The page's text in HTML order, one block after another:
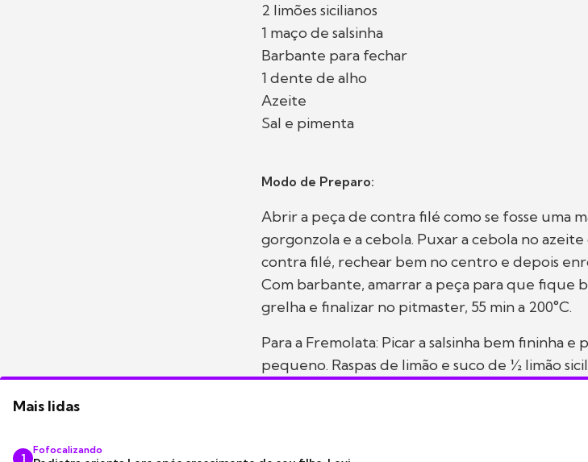
2 limões sicilianos
1 maço de salsinha
Barbante para fechar
1 dente de alho
Azeite
Sal e pimenta
Modo de Preparo:
Abrir a peça de contra filé como se fosse uma
gorgonzola e a cebola. Puxar a cebola no
contra filé, rechear bem no centro e depois
Com barbante, amarrar a peça para que fique
grelha e finalizar no pitmaster, 55 min a 200°C.
Para a Fremolata: Picar a salsinha bem fininha e
pequeno. Raspas de limão e suco de ½ limão
Mais lidas
1
Fofocalizando